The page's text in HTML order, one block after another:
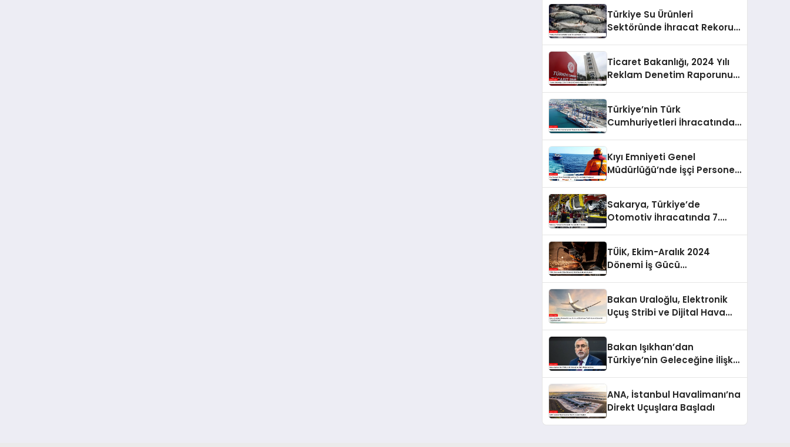
Türkiye Su Ürünleri
Sektöründe İhracat Rekoru
Ticaret Bakanlığı, 2024 Yılı
Reklam Denetim Raporunu
Türkiye’nin Türk
Cumhuriyetleri İhracatında
Kıyı Emniyeti Genel
Müdürlüğü’nde İşçi Personel
Sakarya, Türkiye’de
Otomotiv İhracatında 7.
TÜİK, Ekim-Aralık 2024
Dönemi İş Gücü
Bakan Uraloğlu, Elektronik
Uçuş Stribi ve Dijital Hava
Bakan Işıkhan’dan
Türkiye’nin Geleceğine İlişkin
ANA, İstanbul Havalimanı’na
Direkt Uçuşlara Başladı